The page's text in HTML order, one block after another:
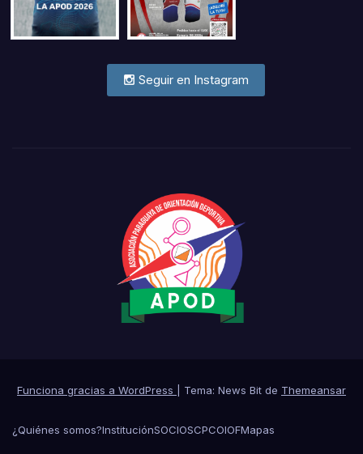
Seguir en Instagram
Funciona gracias a WordPress Tema: News Bit de Themeansar
¿Quiénes somos?InstituciónSOCIOSCPCOIOFMapas